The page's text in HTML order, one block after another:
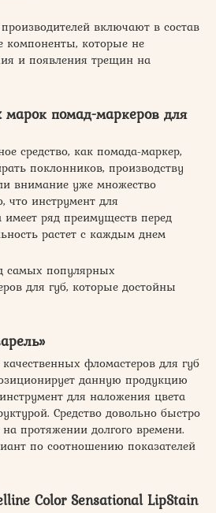
включают в состав
компоненты, которые не
и появления трещин на
помад-маркеров для
средство, как помада-маркер,
поклонников, производству
внимание уже множество
что инструмент для
имеет ряд преимуществ перед
растет с каждым днем
самых популярных
для губ, которые достойны
фломастеров для губ
данную продукцию
для наложения цвета
Средство довольно быстро
протяжении долгого времени.
по соотношению показателей
Color Sensational LipStain